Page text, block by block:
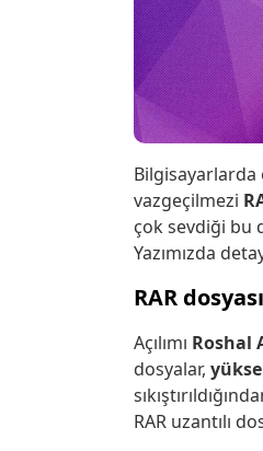
Bilgisayarlarda
vazgeçilmezi
çok sevdiği bu
Yazımızda
RAR
Açılımı Roshal
dosyalar,
RAR uzantılı